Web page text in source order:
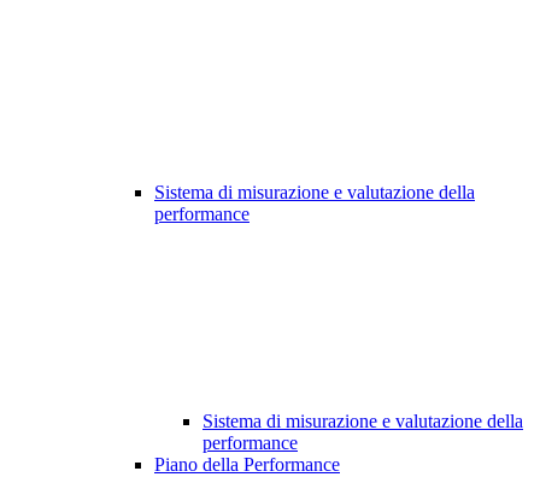
Sistema di misurazione e valutazione della
performance
Sistema di misurazione e valutazione della
performance
Piano della Performance